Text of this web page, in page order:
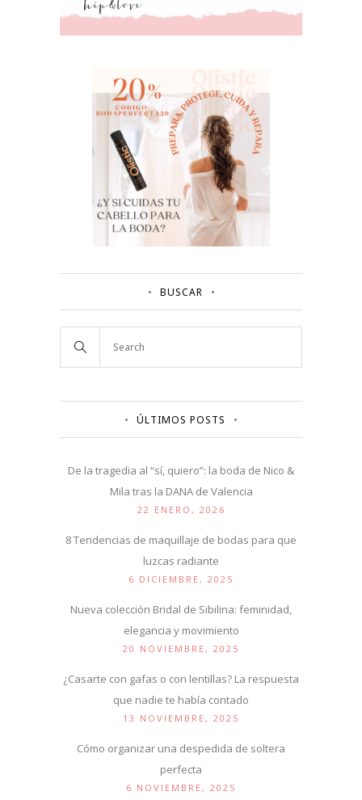
BUSCAR
ÚLTIMOS POSTS
De la tragedia al “sí, quiero”: la boda de Nico &
Mila tras la DANA de Valencia
22 ENERO, 2026
8 Tendencias de maquillaje de bodas para que
luzcas radiante
6 DICIEMBRE, 2025
Nueva colección Bridal de Sibilina: feminidad,
elegancia y movimiento
20 NOVIEMBRE, 2025
¿Casarte con gafas o con lentillas? La respuesta
que nadie te había contado
13 NOVIEMBRE, 2025
Cómo organizar una despedida de soltera
perfecta
6 NOVIEMBRE, 2025